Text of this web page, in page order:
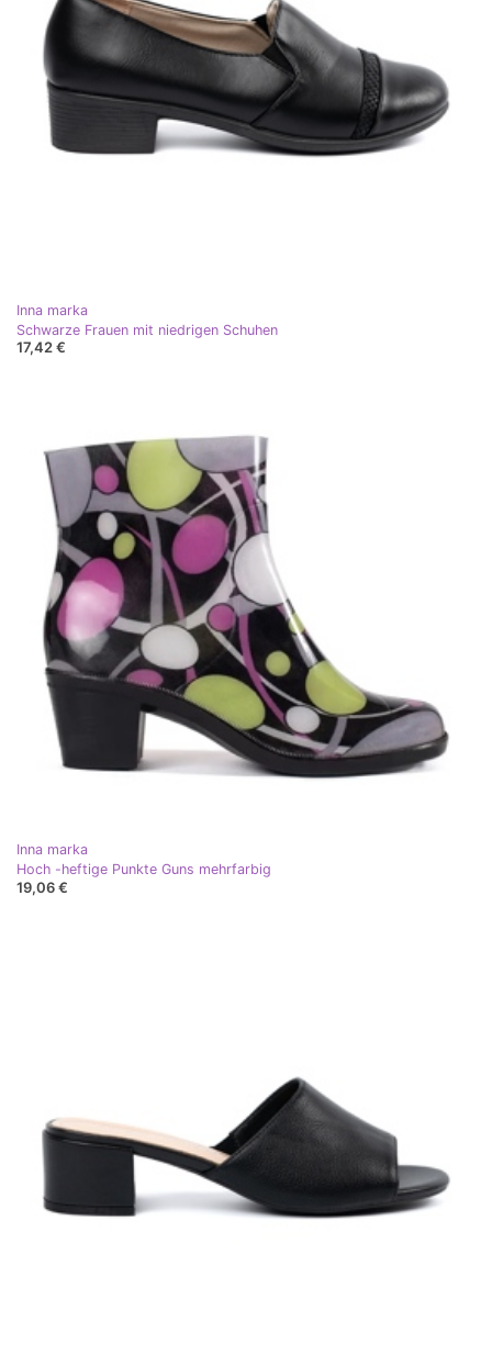
Inna marka
Schwarze Frauen mit niedrigen Schuhen
17,42 €
Inna marka
Hoch -heftige Punkte Guns mehrfarbig
19,06 €